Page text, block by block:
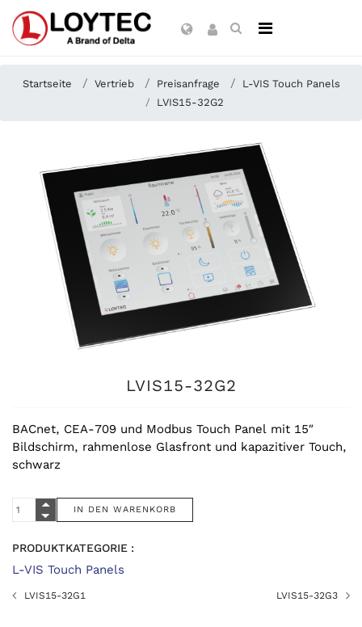
Startseite Vertrieb Preisanfrage
L-VIS Touch Panels
LVIS15-32G2
LVIS15-32G2
BACnet, CEA-709 und Modbus Touch Panel mit 15″
Bildschirm, rahmenlose Glasfront und kapazitiver Touch,
schwarz
PRODUKTKATEGORIE :
L-VIS Touch Panels
LVIS15-32G1 LVIS15-32G3